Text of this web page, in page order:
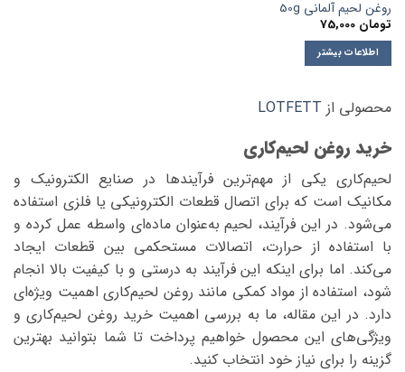
روغن لحیم آلمانی 50g
تومان
اطلاعات بیشتر
محصولی از LOTFETT
خرید روغن لحیم‌کاری
لحیم‌کاری یکی از مهم‌ترین فرآیندها در صنایع الکترونیک و
مکانیک است که برای اتصال قطعات الکترونیکی یا فلزی استفاده
می‌شود. در این فرآیند، لحیم به‌عنوان ماده‌ای واسطه عمل کرده و
با استفاده از حرارت، اتصالات مستحکمی بین قطعات ایجاد
می‌کند. اما برای اینکه این فرآیند به درستی و با کیفیت بالا انجام
شود، استفاده از مواد کمکی مانند روغن لحیم‌کاری اهمیت ویژه‌ای
دارد. در این مقاله، ما به بررسی اهمیت خرید روغن لحیم‌کاری و
ویژگی‌های این محصول خواهیم پرداخت تا شما بتوانید بهترین
گزینه را برای نیاز خود انتخاب کنید.